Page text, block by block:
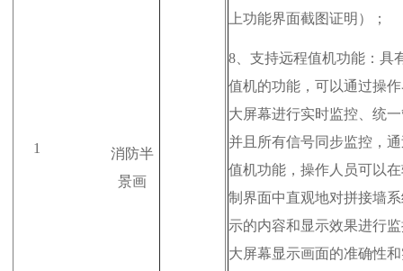
1
消防半
景画
上功能界面截图证明）；
8、 支持远程值机功能：具
值机的功能，可以通过操
大屏幕进行实时监控、统
并且所有信号同步监控，
值机功能，操作人员可以
制界面中直观地对拼接墙
示的内容和显示效果进行
大屏幕显示画面的准确性